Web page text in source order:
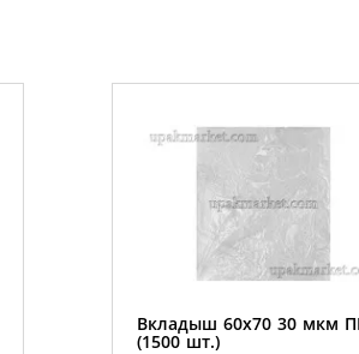
Вкладыш 60х70 30 мкм
(1500 шт.)